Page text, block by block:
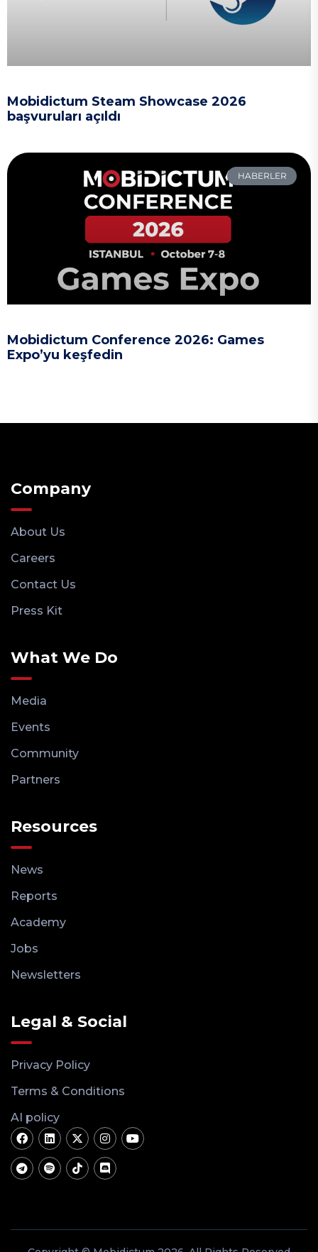
Mobidictum Steam Showcase 2026
başvuruları açıldı
HABERLER
Mobidictum Conference 2026: Games
Expo’yu keşfedin
Company
About Us
Careers
Contact Us
Press Kit
What We Do
Media
Events
Community
Partners
Resources
News
Reports
Academy
Jobs
Newsletters
Legal & Social
Privacy Policy
Terms & Conditions
AI policy